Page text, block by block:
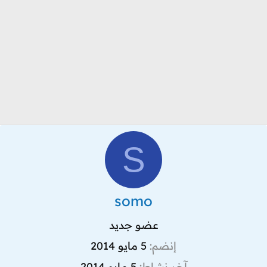
S
somo
عضو جديد
إنضم 5 مايو 2014